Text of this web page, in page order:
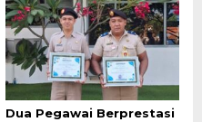
Dua Pegawai Berprestasi